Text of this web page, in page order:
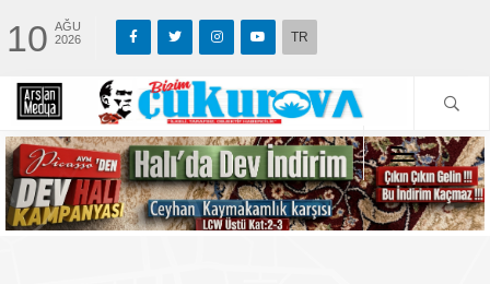
10 AĞU
2026
TR